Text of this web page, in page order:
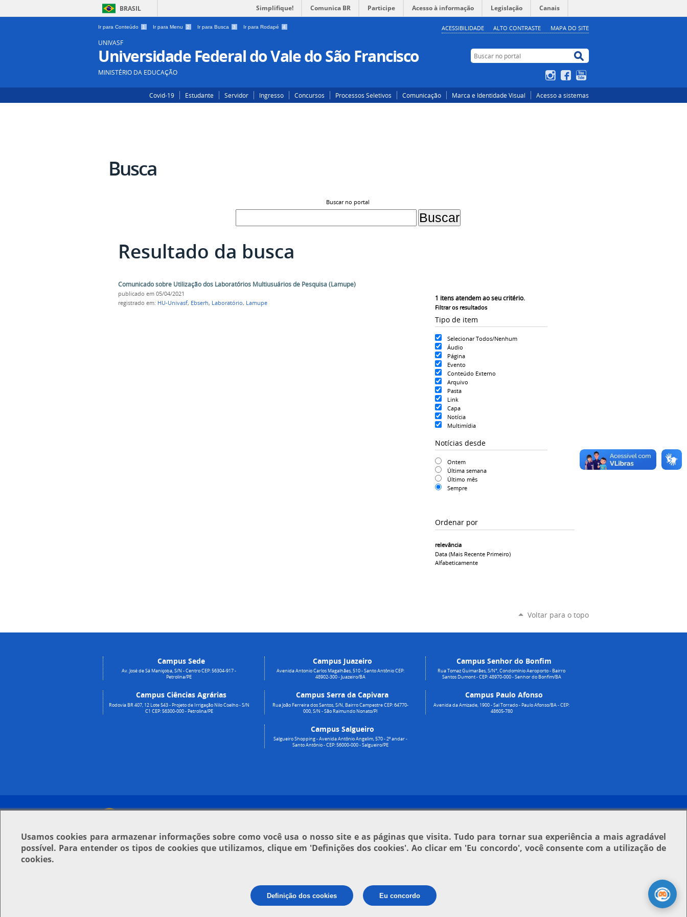
BRASIL Simplifique! Comunica BR Participe Acesso à informação Legislação Canais
Ir para Conteúdo 1 Ir para Menu 2 Ir para Busca 3 Ir para Rodapé 4 ACESSIBILIDADE ALTO CONTRASTE MAPA DO SITE
UNIVASF
Universidade Federal do Vale do São Francisco
MINISTÉRIO DA EDUCAÇÃO
Buscar no portal
Buscar no portal
InstagramFacebook
Covid-19 Estudante Servidor Ingresso Concursos Processos Seletivos Comunicação Marca e Identidade Visual Acesso a sistemas
Busca
Buscar no portal
Resultado da busca
1 itens atendem ao seu critério.
Filtrar os resultados
Tipo de item
Selecionar Todos/Nenhum
Áudio
Página
Evento
Conteúdo Externo
Arquivo
Pasta
Link
Capa
Notícia
Multimídia
Notícias desde
Ontem
Última semana
Último mês
Sempre
Ordenar por
relevância
Data (mais Recente Primeiro)
Alfabeticamente
Comunicado sobre Utilização dos Laboratórios Multiusuários de Pesquisa (Lamupe)
publicado em 05/04/2021
registrado em: HU-Univasf, Ebserh, Laboratório, Lamupe
Voltar para o topo
Campus Sede
Av. José de Sá Maniçoba, S/N - Centro CEP: 56304-917 -
Petrolina/PE
Campus Ciências Agrárias
Rodovia BR 407, 12 Lote 543 - Projeto de Irrigação Nilo Coelho - S/N
C1 CEP: 56300-000 - Petrolina/PE
Campus Juazeiro
Avenida Antonio Carlos Magalhães, 510 - Santo Antônio CEP:
48902-300 - Juazeiro/BA
Campus Serra da Capivara
Rua João Ferreira dos Santos, S/N, Bairro Campestre CEP: 64770-
000, S/N - São Raimundo Nonato/PI
Campus Salgueiro
Salgueiro Shopping - Avenida Antônio Angelim, 570 - 2º andar -
Santo Antônio - CEP: 56000-000 - Salgueiro/PE
Campus Senhor do Bonfim
Rua Tomaz Guimarães, S/N°, Condomínio Aeroporto - Bairro
Santos Dumont - CEP: 48970-000 - Senhor do Bonfim/BA
Campus Paulo Afonso
Avenida da Amizade, 1900 - Sal Torrado - Paulo Afonso/BA - CEP:
48605-780
Usamoscookies para armazenar informações sobre como você usa o nosso site e as páginas que visita. Tudo para tornar sua experiência a mais agradável
possível. Para entender os tipos de cookies que utilizamos, clique em 'Definições dos cookies'. Ao clicar em 'Eu concordo', você consente com a utilização de
cookies.